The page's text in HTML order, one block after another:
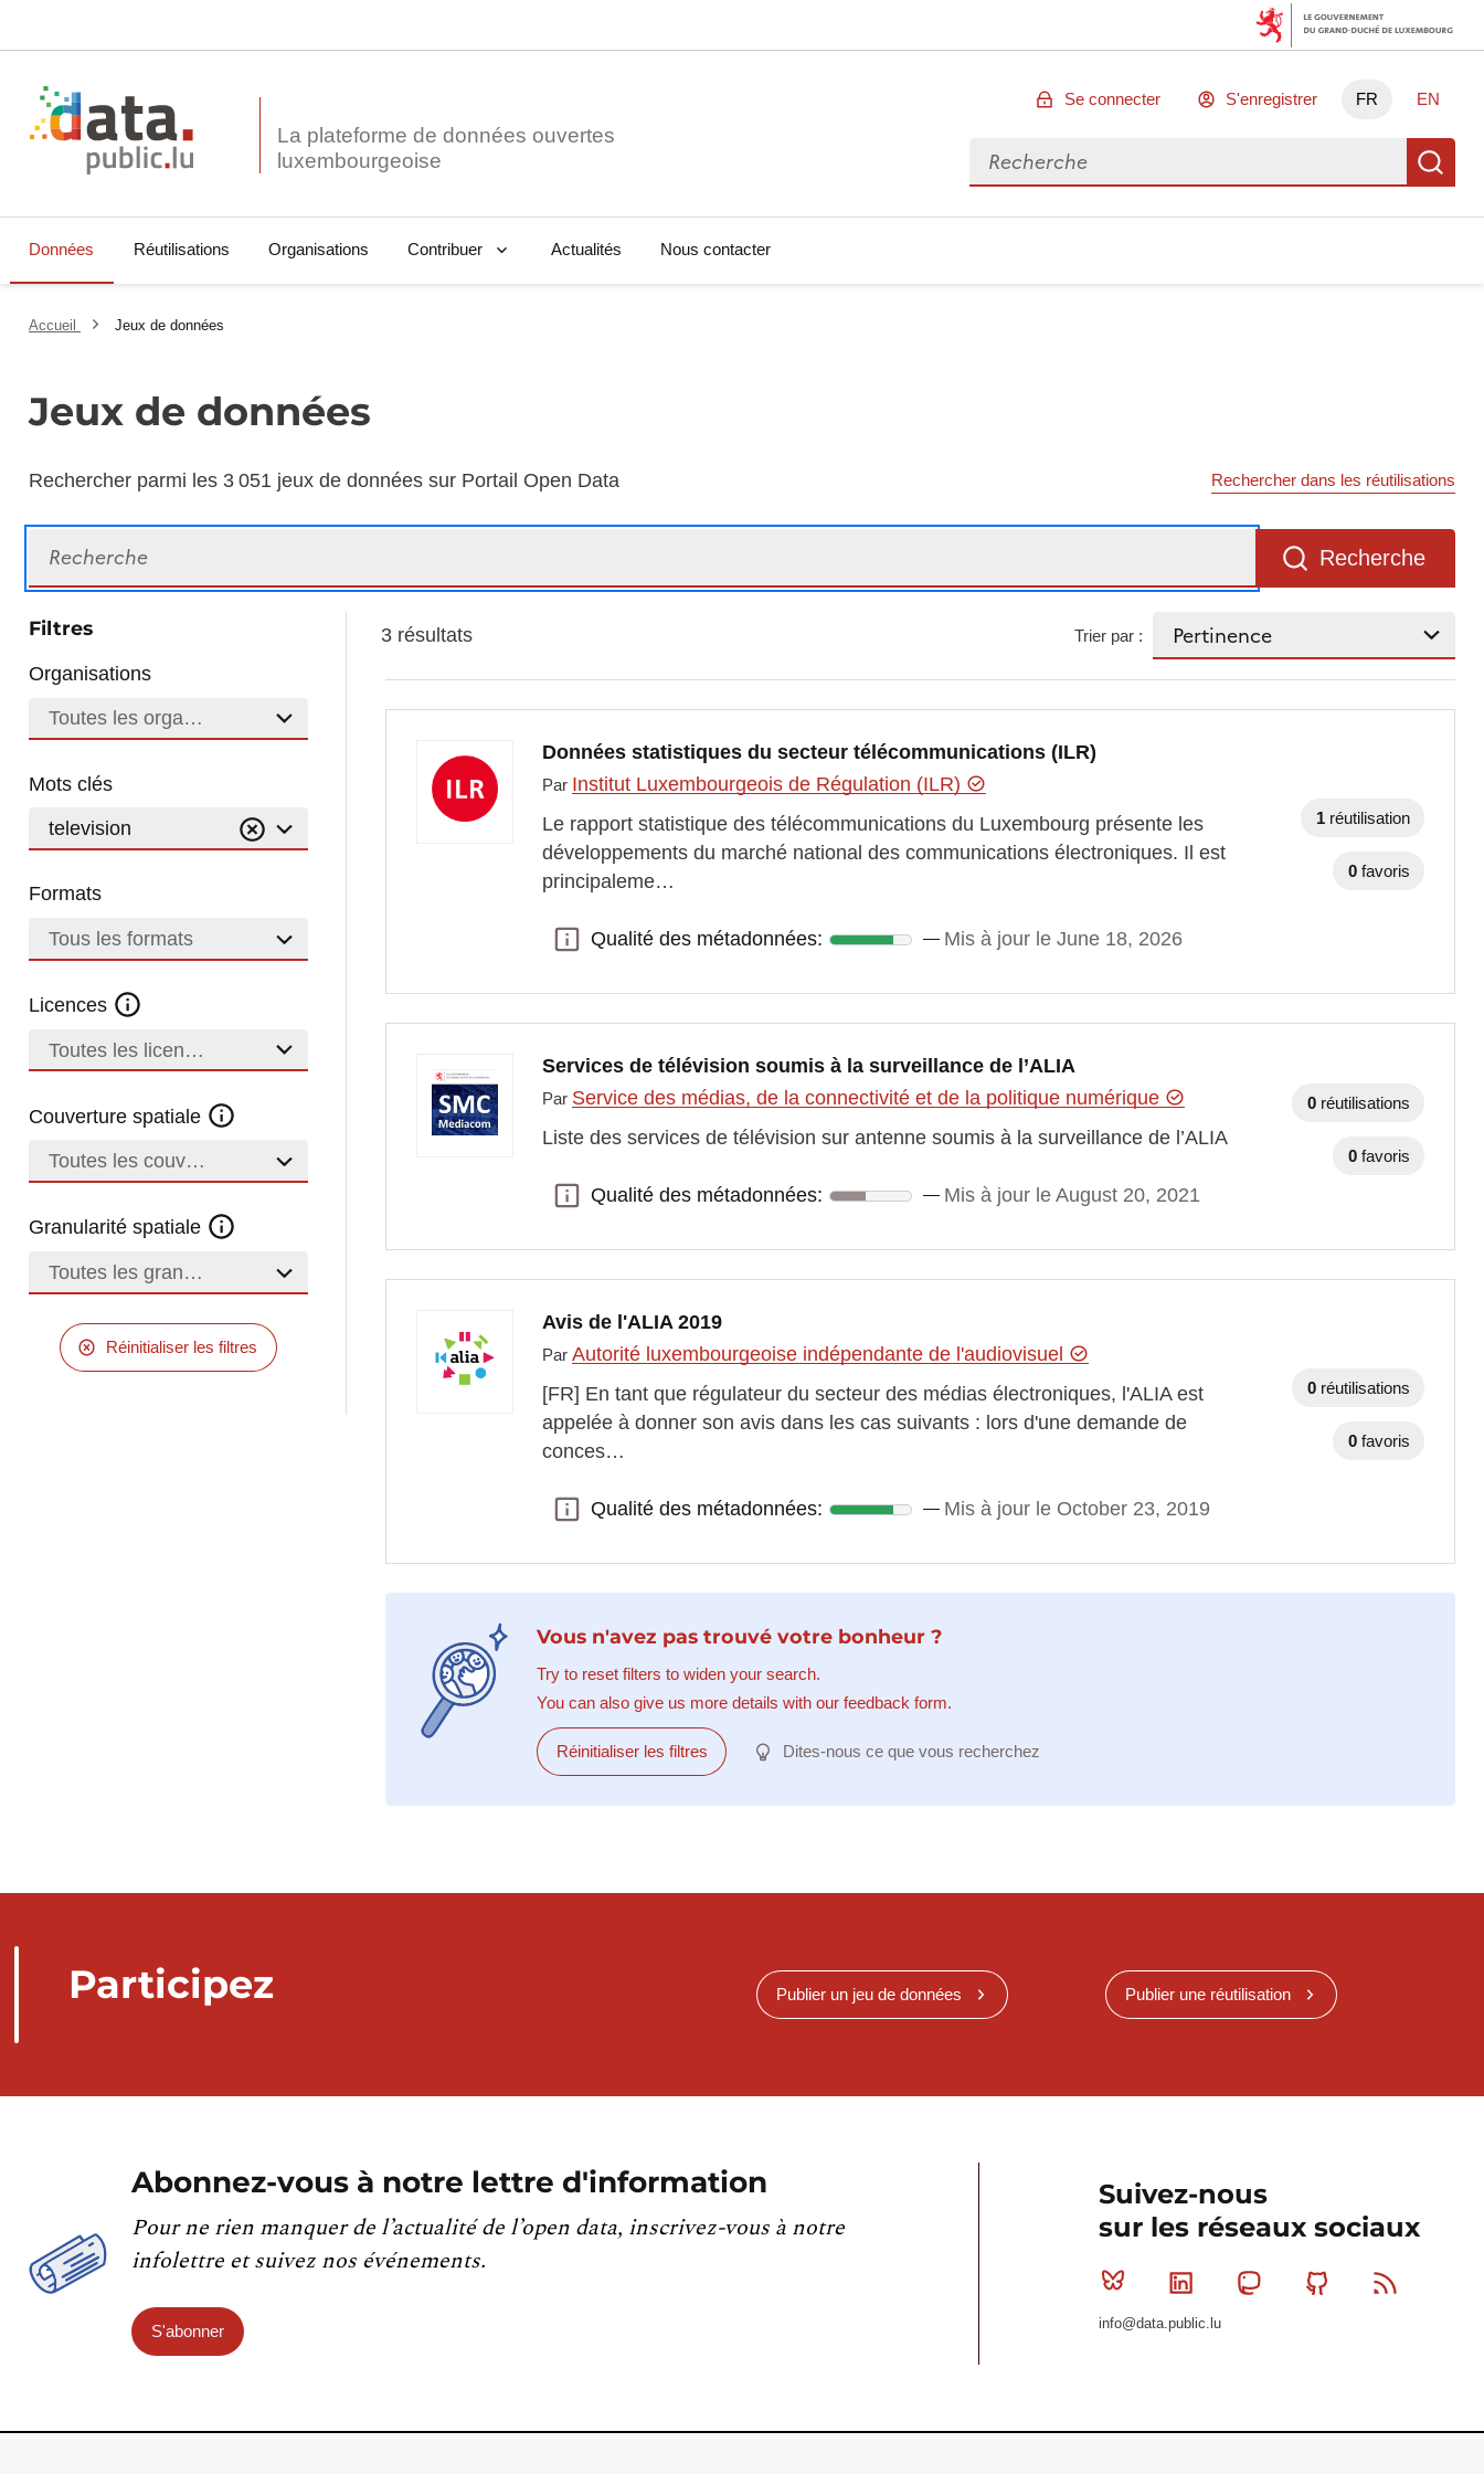
La plateforme de données ouvertes
Se connecter S'enregistrer FR EN
Rechercher des données
Données Réutilisations Organisations Contribuer Actualités Nous contacter
Accueil Jeux de données
Jeux de données
Rechercher parmi les 3 051 jeux de données sur Portail Open Data Rechercher dans les réutilisations
Recherche
Filtres
Organisations
Toutes les organisations
Mots clés
television
Formats
Tous les formats
Licences
Toutes les licences
Couverture spatiale
Toutes les couvertures
Granularité spatiale
Toutes les granularités
Réinitialiser les filtres
3 résultats Trier par :
Données statistiques du secteur télécommunications (ILR)
Par Institut Luxembourgeois de Régulation (ILR)
Le rapport statistique des télécommunications du Luxembourg présente les
développements du marché national des communications électroniques. Il est
principaleme…
Qualité des métadonnées:
Qualité des métadonnées: Mis à jour le June 18, 2026
1 réutilisation
0 favoris
Services de télévision soumis à la surveillance de l’ALIA
Par Service des médias, de la connectivité et de la politique numérique
Liste des services de télévision sur antenne soumis à la surveillance de l’ALIA
Qualité des métadonnées:
Qualité des métadonnées: Mis à jour le August 20, 2021
0 réutilisations
0 favoris
Avis de l'ALIA 2019
ParAutorité luxembourgeoise indépendante de l'audiovisuel
[FR] En tant que régulateur du secteur des médias électroniques, l'ALIA est
appelée à donner son avis dans les cas suivants : lors d'une demande de
conces…
Qualité des métadonnées:
Qualité des métadonnées: Mis à jour le October 23, 2019
0 réutilisations
0 favoris
Vous n'avez pas trouvé votre bonheur ?
Try to reset filters to widen your search.
You can also give us more details with our feedback form.
Réinitialiser les filtres Dites-nous ce que vous recherchez
Participez Publier un jeu de données Publier une réutilisation
Abonnez-vous à notre lettre d'information
Pour ne rien manquer de l’actualité de l’open data, inscrivez-vous à notre
infolettre et suivez nos événements.
S'abonner
Suivez-nous
sur les réseaux sociaux
Bluesky Linkedin MastodonGithub
info@data.public.lu